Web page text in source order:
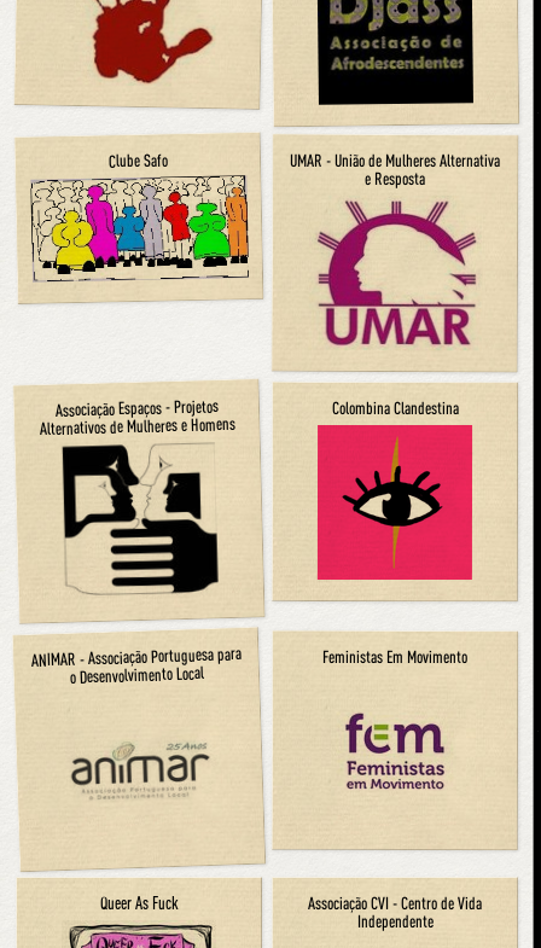
Clube Safo UMAR - União de Mulheres Alternativa
e Resposta
Associação Espaços - Projetos
Alternativos de Mulheres e Homens
Colombina Clandestina
ANIMAR - Associação Portuguesa para
o Desenvolvimento Local
Feministas Em Movimento
Queer As Fuck Associação CVI - Centro de Vida
Independente